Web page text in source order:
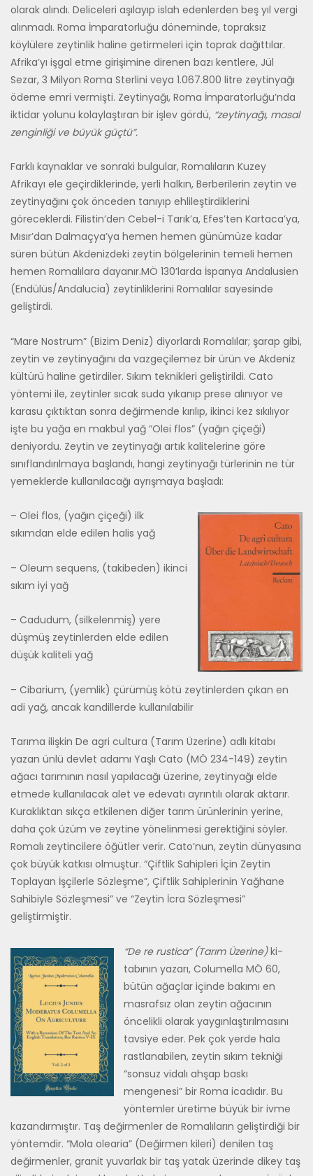
olarak alındı. Deliceleri aşılayıp islah eden­lerden beş yıl vergi
alınmadı. Roma İmparatorluğu döneminde, toprak­sız
köylülere zeytinlik haline getirmeleri için toprak dağıttılar.
Afrika’yı işgal etme girişimine direnen bazı kentlere, Jül
Sezar, 3 Milyon Roma Sterlini veya 1.067.800 litre zeytinyağı
ödeme emri vermişti. Zeytinya­ğı, Roma İmparatorluğu’nda
iktidar yolunu kolaylaştıran bir işlev gördü, “zeytinyağı, masal
zenginliği ve büyük güçtü”.
Farklı kaynaklar ve sonraki bulgular, Romalıların Kuzey
Afrikayı ele ge­çirdiklerinde, yerli halkın, Berberilerin zeytin ve
zeytinyağını çok önce­den tanıyıp ehlileştirdiklerini
göreceklerdi. Filistin’den Cebel-i Tarık’a, Efes’ten Kartaca’ya,
Mısır’dan Dalmaçya’ya hemen hemen günümüze kadar
süren bütün Akdenizdeki zeytin bölgelerinin temeli hemen
hemen Romalılara dayanır.MÖ 130’larda İspanya Andalusien
(Endülüs/Anda­lucia) zeytinliklerini Romalılar sayesinde
geliştirdi.
“Mare Nostrum” (Bizim Deniz) diyorlardı Romalılar; şarap gibi,
zey­tin ve zeytinyağını da vazgeçilemez bir ürün ve Akdeniz
kültürü haline getirdiler. Sıkım teknikleri geliştirildi. Cato
yöntemi ile, zeytinler sıcak suda yıkanıp prese alınıyor ve
karasu çıktıktan sonra değirmende kırılıp, ikinci kez sıkılıyor
işte bu yağa en makbul yağ “Olei flos” (yağın çiçeği)
deniyordu. Zeytin ve zeytinyağı artık kalitelerine göre
sınıflandırılmaya başlandı, hangi zeytinyağı türlerinin ne tür
yemeklerde kullanılacağı ay­rışmaya başladı:
– Olei flos, (yağın çiçeği) ilk
sıkımdan elde edilen halis yağ
– Oleum sequens, (takibeden) ikinci
sı­kım iyi yağ
– Cadudum, (silkelenmiş) yere
düşmüş zeytinlerden elde edilen
düşük kaliteli yağ
– Cibarium, (yemlik) çürümüş kötü zey­tinlerden çıkan en
adi yağ, ancak kandil­lerde kullanılabilir
Tarıma ilişkin De agri cultura (Tarım Üzerine) adlı kitabı
yazan ünlü devlet adamı Yaşlı Cato (MÖ 234-149) zeytin
ağacı tarımının nasıl yapılacağı üzerine, zeytinyağı elde
etmede kullanı­lacak alet ve edevatı ayrıntılı olarak aktarır.
Kuraklıktan sıkça etkilenen diğer tarım ürünlerinin yerine,
daha çok üzüm ve zeytine yönelinmesi gerektiğini söyler.
Romalı zeytincilere öğütler verir. Cato’nun, zeytin dünyasına
çok büyük katkısı olmuştur. “Çiftlik Sahipleri İçin Zeytin
Toplayan İşçilerle Sözleşme”, Çiftlik Sahiplerinin Yağhane
Sahibiyle Sözleşmesi” ve “Zeytin İcra Sözleşmesi”
geliştirmiştir.
“De re rustica” (Tarım Üzerine)ki­
tabının yazarı, Columella MÖ 60,
bütün ağaçlar içinde bakımı en
mas­rafsız olan zeytin ağacının
öncelikli olarak yaygınlaştırılmasını
tavsiye eder. Pek çok yerde hala
rastlana­bilen, zeytin sıkım tekniği
“sonsuz vidalı ahşap baskı
mengenesi” bir Roma icadıdır. Bu
yöntemler üreti­me büyük bir ivme
kazandırmıştır. Taş değirmenler de Romalıların ge­liştirdiği bir
yöntemdir. “Mola ole­aria” (Değirmen kileri) denilen taş
değirmenler, granit yuvarlak bir taş yatak üzerinde dikey taş